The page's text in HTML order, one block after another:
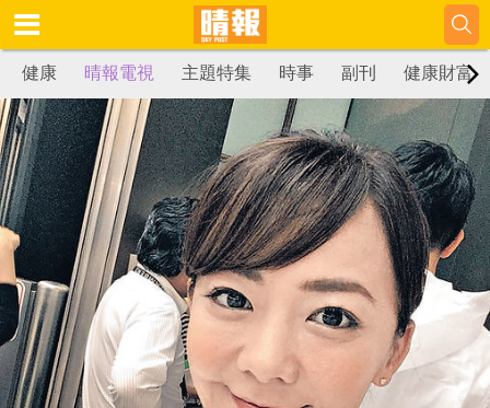
健康 晴報電視 主題特集 時事 副刊 健康財富